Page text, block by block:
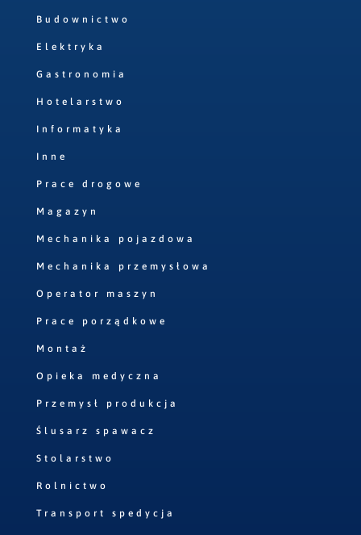
Budownictwo
Elektryka
Gastronomia
Hotelarstwo
Informatyka
Inne
Prace drogowe
Magazyn
Mechanika pojazdowa
Mechanika przemysłowa
Operator maszyn
Prace porządkowe
Montaż
Opieka medyczna
Przemysł produkcja
Ślusarz spawacz
Stolarstwo
Rolnictwo
Transport spedycja